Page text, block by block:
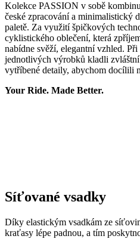
Kolekce PASSION v sobě
české zpracování a minimalistický
paletě. Za využití špičkových
cyklistického oblečení, která
nabídne svěží, elegantní vzhled.
jednotlivých výrobků kladli zvláštní
vytříbené detaily, abychom docílili
Your Ride. Made Better.
Síťované vsadky
Díky elastickým vsadkám ze
kraťasy lépe padnou, a tím